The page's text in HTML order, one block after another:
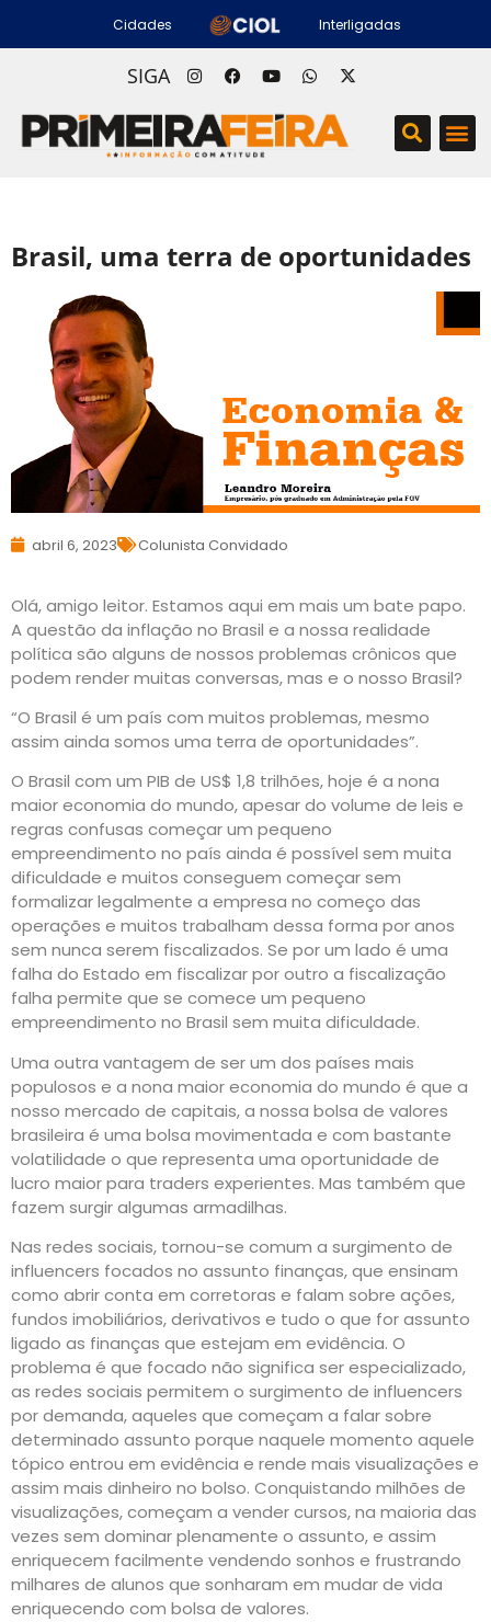
Cidades Interligadas
SIGA
Brasil, uma terra de oportunidades
abril 6, 2023 Colunista Convidado
Olá, amigo leitor. Estamos aqui em mais um bate papo.
A questão da inflação no Brasil e a nossa realidade
política são alguns de nossos problemas crônicos que
podem render muitas conversas, mas e o nosso Brasil?
“O Brasil é um país com muitos problemas, mesmo
assim ainda somos uma terra de oportunidades”.
O Brasil com um PIB de US$ 1,8 trilhões, hoje é a nona
maior economia do mundo, apesar do volume de leis e
regras confusas começar um pequeno
empreendimento no país ainda é possível sem muita
dificuldade e muitos conseguem começar sem
formalizar legalmente a empresa no começo das
operações e muitos trabalham dessa forma por anos
sem nunca serem fiscalizados. Se por um lado é uma
falha do Estado em fiscalizar por outro a fiscalização
falha permite que se comece um pequeno
empreendimento no Brasil sem muita dificuldade.
Uma outra vantagem de ser um dos países mais
populosos e a nona maior economia do mundo é que a
nosso mercado de capitais, a nossa bolsa de valores
brasileira é uma bolsa movimentada e com bastante
volatilidade o que representa uma oportunidade de
lucro maior para traders experientes. Mas também que
fazem surgir algumas armadilhas.
Nas redes sociais, tornou-se comum a surgimento de
influencers focados no assunto finanças, que ensinam
como abrir conta em corretoras e falam sobre ações,
fundos imobiliários, derivativos e tudo o que for assunto
ligado as finanças que estejam em evidência. O
problema é que focado não significa ser especializado,
as redes sociais permitem o surgimento de influencers
por demanda, aqueles que começam a falar sobre
determinado assunto porque naquele momento aquele
tópico entrou em evidência e rende mais visualizações e
assim mais dinheiro no bolso. Conquistando milhões de
visualizações, começam a vender cursos, na maioria das
vezes sem dominar plenamente o assunto, e assim
enriquecem facilmente vendendo sonhos e frustrando
milhares de alunos que sonharam em mudar de vida
enriquecendo com bolsa de valores.